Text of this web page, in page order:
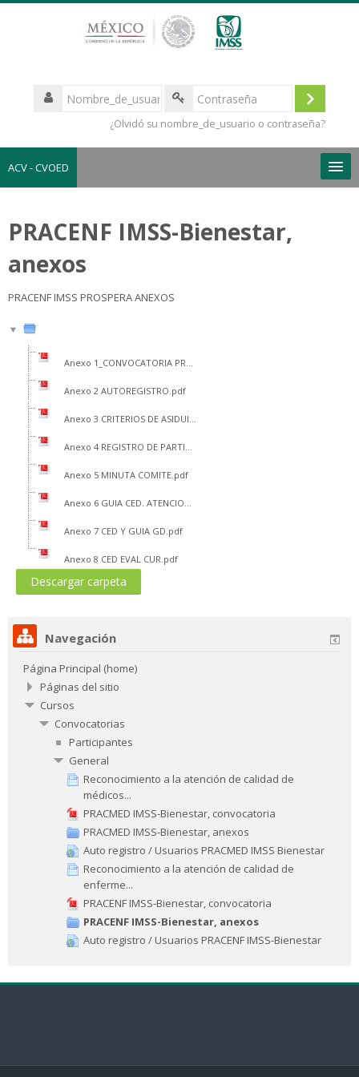
¿Olvidó su nombre_de_usuario o contraseña?
ACV - CVOED
PRACENF IMSS-Bienestar,
anexos
PRACENF IMSS PROSPERA ANEXOS
Anexo 1_CONVOCATORIA PRACENF 2024.pdf
Anexo 2 AUTOREGISTRO.pdf
Anexo 3 CRITERIOS DE ASIDUIDAD.pdf
Anexo 4 REGISTRO DE PARTICIPANTES.pdf
Anexo 5 MINUTA COMITE.pdf
Anexo 6 GUIA CED. ATENCION.pdf
Anexo 7 CED Y GUIA GD.pdf
Anexo 8 CED EVAL CUR.pdf
Navegación
Página Principal (home)
Páginas del sitio
Cursos
Convocatorias
Participantes
General
Reconocimiento a la atención de calidad de
médicos...
PRACMED IMSS-Bienestar, convocatoria
PRACMED IMSS-Bienestar, anexos
Auto registro / Usuarios PRACMED IMSS Bienestar
Reconocimiento a la atención de calidad de
enferme...
PRACENF IMSS-Bienestar, convocatoria
PRACENF IMSS-Bienestar, anexos
Auto registro / Usuarios PRACENF IMSS-Bienestar